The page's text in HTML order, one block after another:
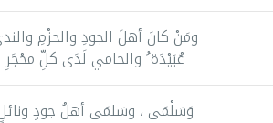
ومَنْ كانَ أهلَ الجودِ والحزْمِ
عُبَيْدَة ُ والحامي لَدَى كلِّ محْجَرِ
وَسَلْمَى ، وسَلمَى أهلُ جودٍ